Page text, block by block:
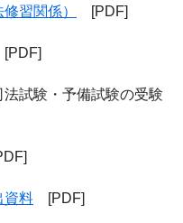
習関係） [PDF]
法試験・予備試験の受験
資料 [PDF]